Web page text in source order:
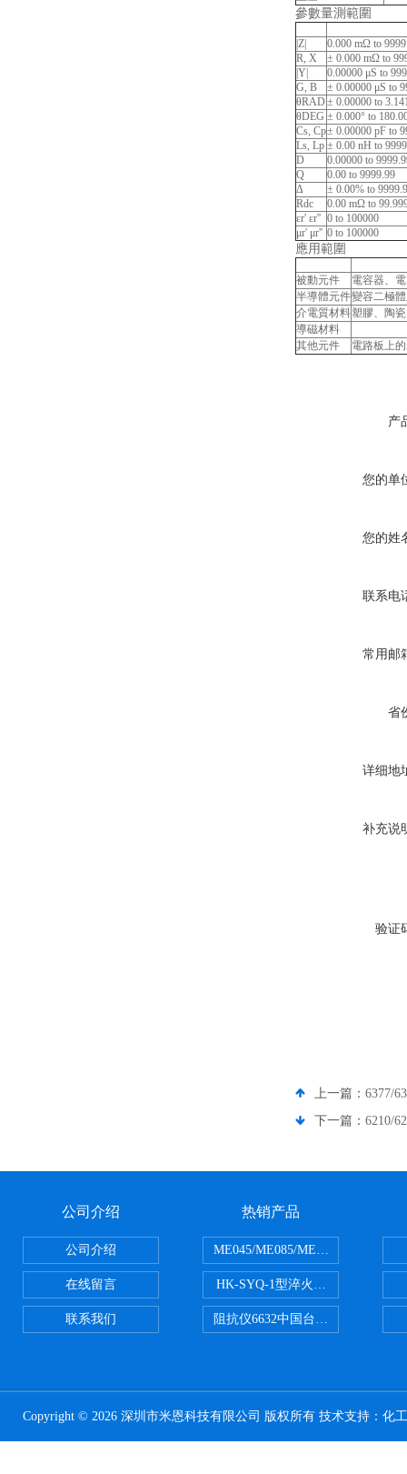
參數量測範圍
|Z|
0.000 mΩ to
R, X
± 0.000 mΩ to
|Y|
0.00000 μS to
G, B
± 0.00000 μS to
θRAD± 0.00000 to
θDEG ± 0.000° to
Cs, Cp± 0.00000 pF to
Ls, Lp ± 0.00 nH to
D
0.00000 to
Q
0.00 to 9999.99
Δ
± 0.00% to
Rdc
0.00 mΩ to
εr' εr'' 0 to 100000
μr' μr'' 0 to 100000
應用範圍
被動元件
電容器、
半導體元件變容二極
介電質材料塑膠、陶
導磁材料
其他元件
電路板上
产
您的单
您的姓
联系电
常用邮
省
详细地
补充说
验证
上一篇： 6377/
下一篇： 6210/
公司介绍
公司介绍
在线留言
联系我们
热销产品
ME045/ME085/ME150ME系列
HK-SYQ-1型淬火介质冷却性能测
阻抗仪6632中国台湾益和
Copyright © 2026 深圳市米恩科技有限公司 版权所有 技术支持： 化